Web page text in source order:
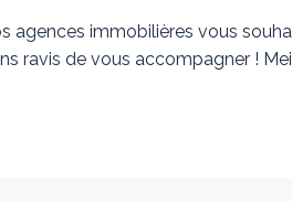
agences immobilières vous
ravis de vous accompagner !